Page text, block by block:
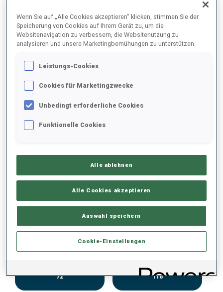
GEBURTSTAG
19 DEZ. 2006
AUGUSTINAVICIUSJUOZAS
72
VILDZIUNASMIKAS
118
Wenn Sie auf „Alle Cookies akzeptieren“ klicken, stimmen Sie der
Speicherung von Cookies auf Ihrem Gerät zu, um die
Websitenavigation zu verbessern, die Websitenutzung zu
analysieren und unsere Marketingbemühungen zu unterstützen.
Leistungs-Cookies
Cookies für Marketingzwecke
Unbedingt erforderliche Cookies
Funktionelle Cookies
Alle ablehnen
Alle Cookies akzeptieren
Auswahl speichern
Cookie-Einstellungen